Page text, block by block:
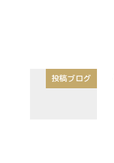
投稿ブログ